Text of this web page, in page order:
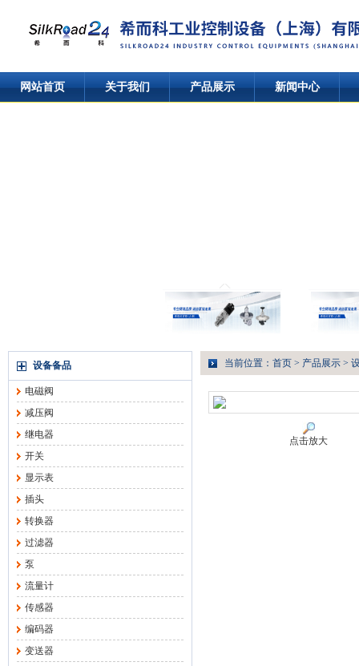
网站首页 关于我们 产品展示 新闻中心
设备备品
电磁阀
减压阀
继电器
开关
显示表
插头
转换器
过滤器
泵
流量计
传感器
编码器
变送器
当前位置： 首页 > 产品展示 >
点击放大